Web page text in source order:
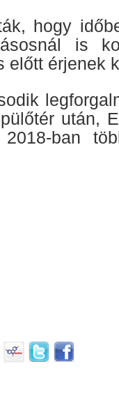
hogy
is
előtt érjenek
után,
2018-ban